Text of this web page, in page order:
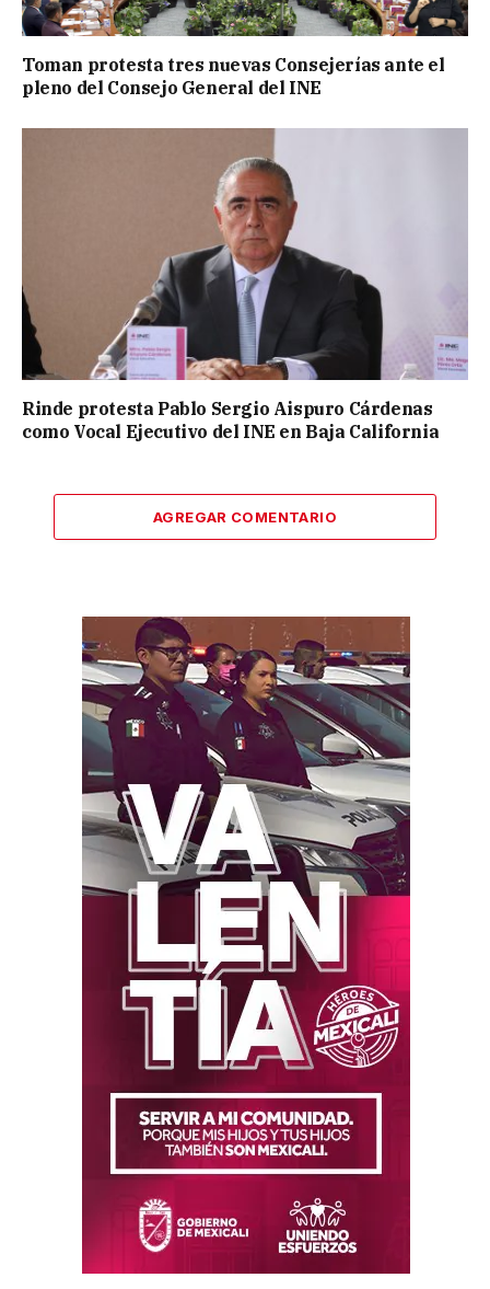
Toman protesta tres nuevas Consejerías ante el
pleno del Consejo General del INE
Rinde protesta Pablo Sergio Aispuro Cárdenas
como Vocal Ejecutivo del INE en Baja California
AGREGAR COMENTARIO